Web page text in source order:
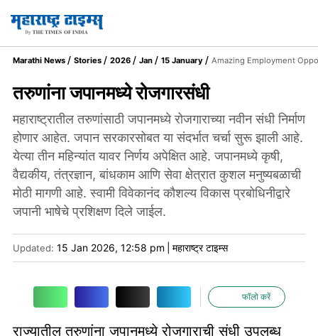
Marathi News Stories 2026 Jan 15 January Amazing Employment
तरुणांना जपानमध्ये रोजगारसंधी
महाराष्ट्रातील तरुणांसाठी जपानमध्ये रोजगाराच्या नवीन संधी निर्माण
होणार आहेत. जपान सरकारसोबत या संदर्भात चर्चा सुरू झाली आहे.
येत्या तीन महिन्यांत यावर निर्णय अपेक्षित आहे. जपानमध्ये कृषी,
वैद्यकीय, तंत्रज्ञान, बांधकाम आणि सेवा क्षेत्रात कुशल मनुष्यबळाची
मोठी मागणी आहे. स्वामी विवेकानंद कौशल्य विकास प्रबोधिनीद्वारे
जपानी भाषेचे प्रशिक्षण दिले जाईल.
Updated: 15 Jan 2026, 12:58 pm महाराष्ट्र टाइम्स
फॉलो करें
राज्यातील तरुणांना जपानमध्ये रोजगाराची संधी उपलब्ध